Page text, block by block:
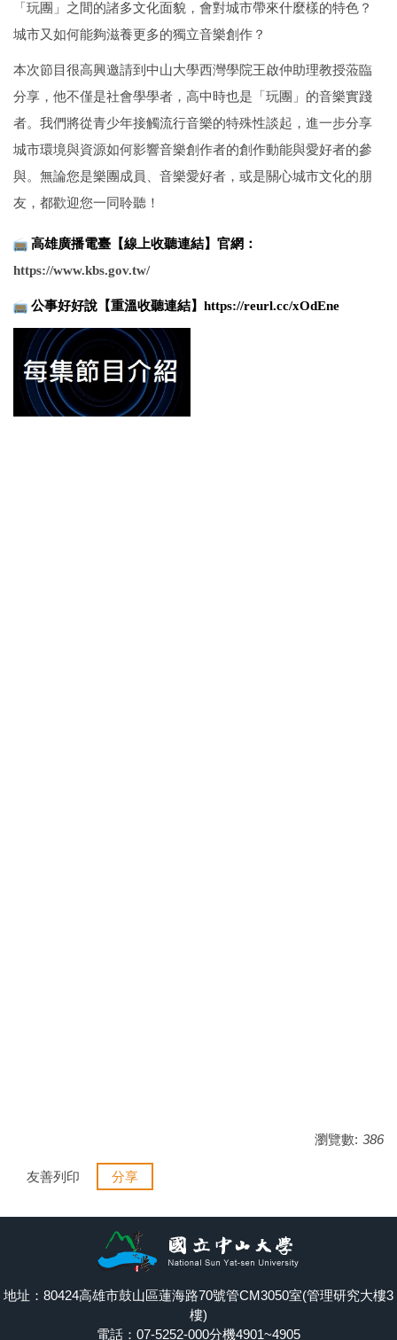
「玩團」之間的諸多文化面貌，會對城市帶來什麼樣的特色？
城市又如何能夠滋養更多的獨立音樂創作？
本次節目很高興邀請到中山大學西灣學院王啟仲助理教授蒞臨
分享，他不僅是社會學學者，高中時也是「玩團」的音樂實踐
者。我們將從青少年接觸流行音樂的特殊性談起，進一步分享
城市環境與資源如何影響音樂創作者的創作動能與愛好者的參
與。無論您是樂團成員、音樂愛好者，或是關心城市文化的朋
友，都歡迎您一同聆聽！
高雄廣播電臺【線上收聽連結】 官網 ：
https://www.kbs.gov.tw/
公事好好說【重溫收聽連結】 https://reurl.cc/xOdEne
瀏覽數: 386
友善列印 分享
地址：80424高雄市鼓山區蓮海路70號管CM3050室(管理研究大樓3
樓)
電話：07-5252-000分機4901~4905